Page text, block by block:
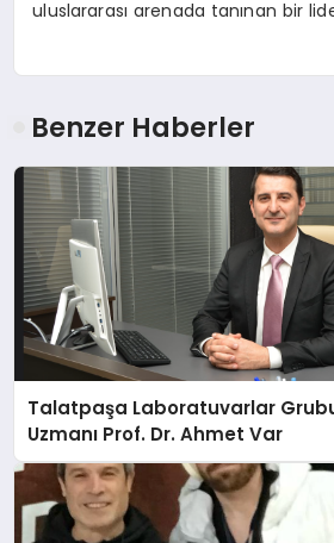
uluslararası arenada tanınan bir
Benzer Haberler
Talatpaşa Laboratuvarlar
Uzmanı Prof. Dr. Ahmet Var